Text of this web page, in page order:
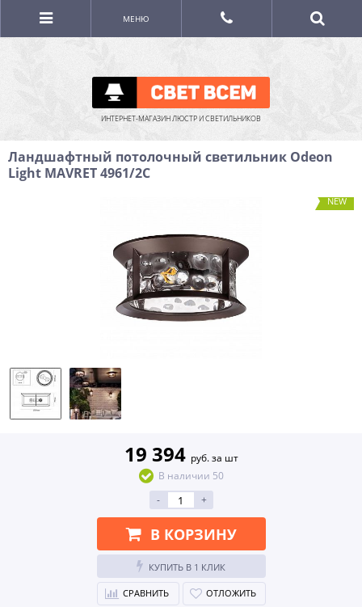
ИНТЕРНЕТ-МАГАЗИН ЛЮСТР И СВЕТИЛЬНИКОВ
МЕНЮ
Ландшафтный потолочный светильник Odeon
Light MAVRET 4961/2C
NEW
19 394 руб. за шт
В наличии 50
-
+
В КОРЗИНУ
КУПИТЬ В 1 КЛИК
СРАВНИТЬ ОТЛОЖИТЬ